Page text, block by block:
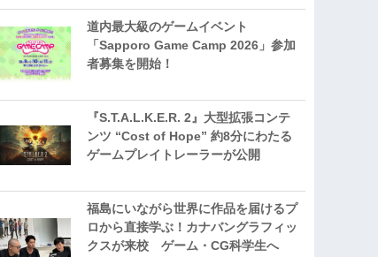
道内最大級のゲームイベント
「Sapporo Game Camp 2026」参加
者募集を開始！
『S.T.A.L.K.E.R. 2』大型拡張コンテ
ンツ “Cost of Hope” 約8分にわたる
ゲームプレイトレーラーが公開
福島にいながら世界に作品を届けるプ
ロから直接学ぶ！カナバングラフィッ
クスが来校 ゲーム・CG科学生へ